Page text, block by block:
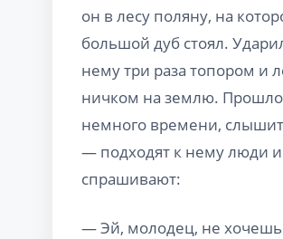
он в лесу поляну, на
большой дуб стоял.
нему три раза топором и
ничком на землю. Прошло
немного времени,
— подходят к нему люди и
спрашивают:
— Эй, молодец, не